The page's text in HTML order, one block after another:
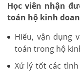
Học viên nhận
toán hộ kinh
Hiểu, vận dụng
toán trong hộ
Xử lý tốt các